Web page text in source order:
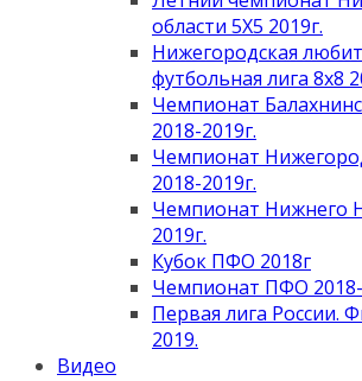
области 5Х5 2019г.
Нижегородская
футбольная лига 8х8
Чемпионат
2018-2019г.
Чемпионат
2018-2019г.
Чемпионат Нижнего
2019г.
Кубок ПФО 2018г
Чемпионат ПФО 2018-
Первая лига России.
2019.
Видео